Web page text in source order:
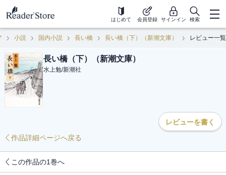
はじめて 会員登録 サインイン 検索
小説 国内小説 長い橋 長い橋（下）（新潮文庫） レビュー一覧
長い橋（下）（新潮文庫）
水上勉/新潮社
レビューを書く
作品詳細ページへ戻る
この作品の1巻へ